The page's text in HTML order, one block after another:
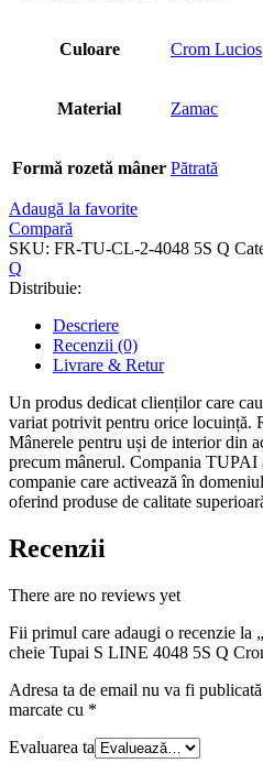
Culoare Crom Lucios
Material Zamac
Formă rozetă mâner Pătrată
Adaugă la favorite
Compară
SKU: FR-TU-CL-2-4048 5S Q
Q
Distribuie:
Descriere
Recenzii (0)
Livrare & Retur
Un produs dedicat clienților care
variat potrivit pentru orice locuință.
Mânerele pentru uși de interior din
precum mânerul. Compania TUPAI
companie care activează în
oferind produse de calitate
Recenzii
There are no reviews yet
Fii primul care adaugi o recenzie la
cheie Tupai S LINE 4048 5S Q
Adresa ta de email nu va fi
marcate cu *
Evaluarea ta